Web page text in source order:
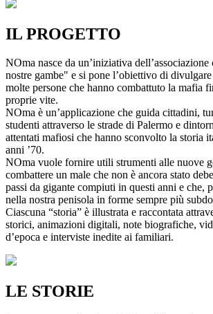
IL PROGETTO
NOma nasce da un’iniziativa
nostre gambe" e si pone l’obiettivo di
molte persone che hanno combattuto la mafia
proprie vite.
NOma è un’applicazione che guida cittadini,
studenti attraverso le strade di Palermo e
attentati mafiosi che hanno sconvolto la storia
anni ’70.
NOma vuole fornire utili strumenti alle nuove
combattere un male che non è ancora stato
passi da gigante compiuti in questi anni e che,
nella nostra penisola in forme sempre più
Ciascuna “storia” è illustrata e raccontata
storici, animazioni digitali, note biografiche,
d’epoca e interviste inedite ai familiari.
LE STORIE